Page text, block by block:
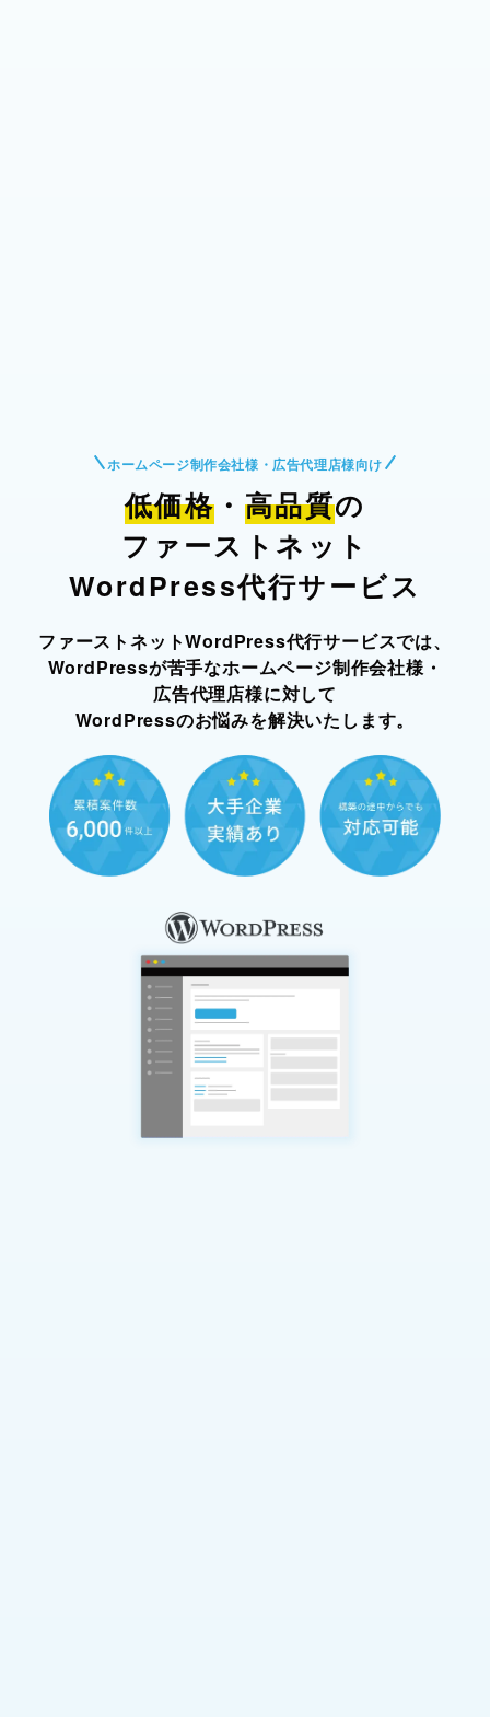
ホームページ制作会社様・広告代理店様向け
低価格 ・ 高品質の
ファーストネット
WordPress代行サービス
ファーストネットWordPress代行サービスでは、
WordPressが苦手なホームページ制作会社様・
広告代理店様に対して
WordPressのお悩みを解決いたします。